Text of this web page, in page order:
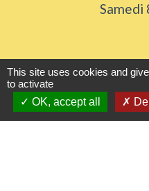
Samedi
This site uses cookies and
to activate
OK, accept all